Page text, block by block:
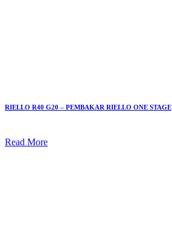
RIELLO R40 G20 – PEMBAKAR RIELLO ONE STAGE
Read More